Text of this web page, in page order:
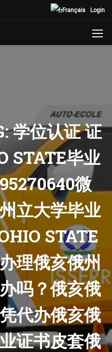
Login
Français
学位认证 证
STATE毕业
微
立大学毕业
STATE
理俄亥俄州
吗？俄亥俄
代办俄亥俄
证书皮套俄